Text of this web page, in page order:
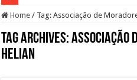
Home / Tag:Associação de
Tag Archives:Associação
Helian